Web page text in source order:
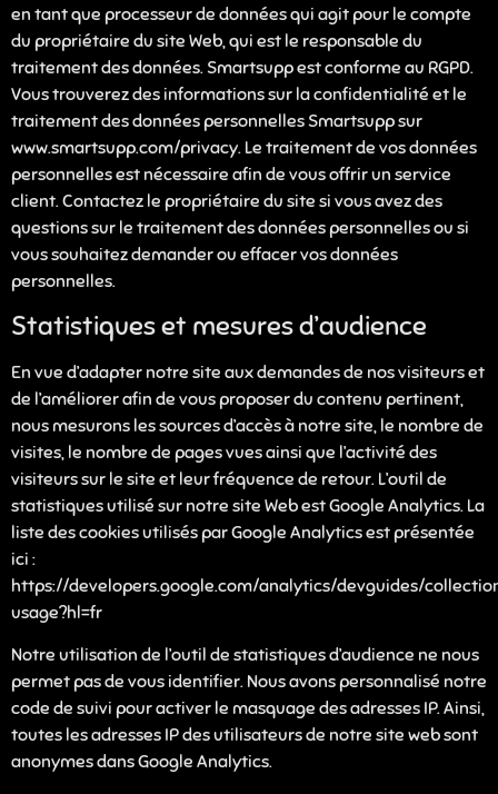
en tant que processeur de données qui agit pour le compte
du propriétaire du site Web, qui est le responsable du
traitement des données. Smartsupp est conforme au RGPD.
Vous trouverez des informations sur la confidentialité et le
traitement des données personnelles Smartsupp sur
www.smartsupp.com/privacy. Le traitement de vos données
personnelles est nécessaire afin de vous offrir un service
client. Contactez le propriétaire du site si vous avez des
questions sur le traitement des données personnelles ou si
vous souhaitez demander ou effacer vos données
personnelles.
Statistiques et mesures d’audience
En vue d’adapter notre site aux demandes de nos visiteurs et
de l’améliorer afin de vous proposer du contenu pertinent,
nous mesurons les sources d’accès à notre site, le nombre de
visites, le nombre de pages vues ainsi que l’activité des
visiteurs sur le site et leur fréquence de retour. L’outil de
statistiques utilisé sur notre site Web est Google Analytics. La
liste des cookies utilisés par Google Analytics est présentée
ici :
https://developers.google.com/analytics/devguides/
usage?hl=fr
Notre utilisation de l’outil de statistiques d’audience ne nous
permet pas de vous identifier. Nous avons personnalisé notre
code de suivi pour activer le masquage des adresses IP. Ainsi,
toutes les adresses IP des utilisateurs de notre site web sont
anonymes dans Google Analytics.